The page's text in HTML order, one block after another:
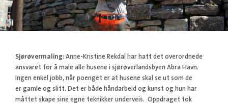
Sjørøvermaling: Anne-Kristine Rekdal har hatt det overordnede
ansvaret for å male alle husene i sjørøverlandsbyen Abra Havn.
Ingen enkel jobb, når poenget er at husene skal se ut som de
er gamle og slitt. Det er både håndarbeid og kunst og hun har
måttet skape sine egne teknikker underveis. Oppdraget tok